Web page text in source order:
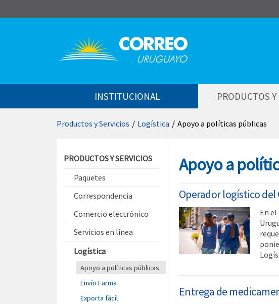
INSTITUCIONAL PRODUCTOS Y
Productos y Servicios / Logística / Apoyo a políticas públicas
PRODUCTOS Y SERVICIOS
Paquetes
Correspondencia
Comercio electrónico
Servicios en línea
Logística
Apoyo a políticas públicas
Envío Farma
Exporta fácil
Apoyo a
Operador logístico del
En
Entrega de